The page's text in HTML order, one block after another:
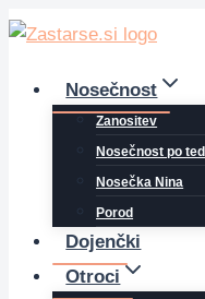
Skip
contentNosečnost
Zanositev
Nosečnost po
Nosečka Nina
Porod
Dojenčki
Otroci